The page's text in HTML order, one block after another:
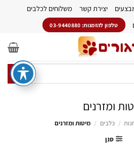
יצירת קשר
משלוחים לכלבים
טלפון להזמנות: 03-9440880
ומזרנים
/ כלבים / מיטות ומזרנים
סנן